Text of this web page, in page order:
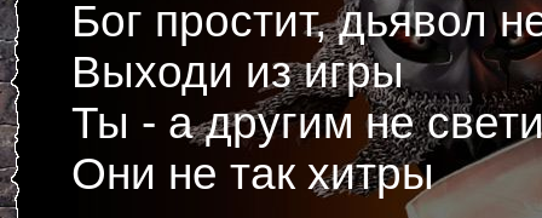
Бог простит, дьявол
Выходи из игры
Ты - а другим не
Они не так хитры